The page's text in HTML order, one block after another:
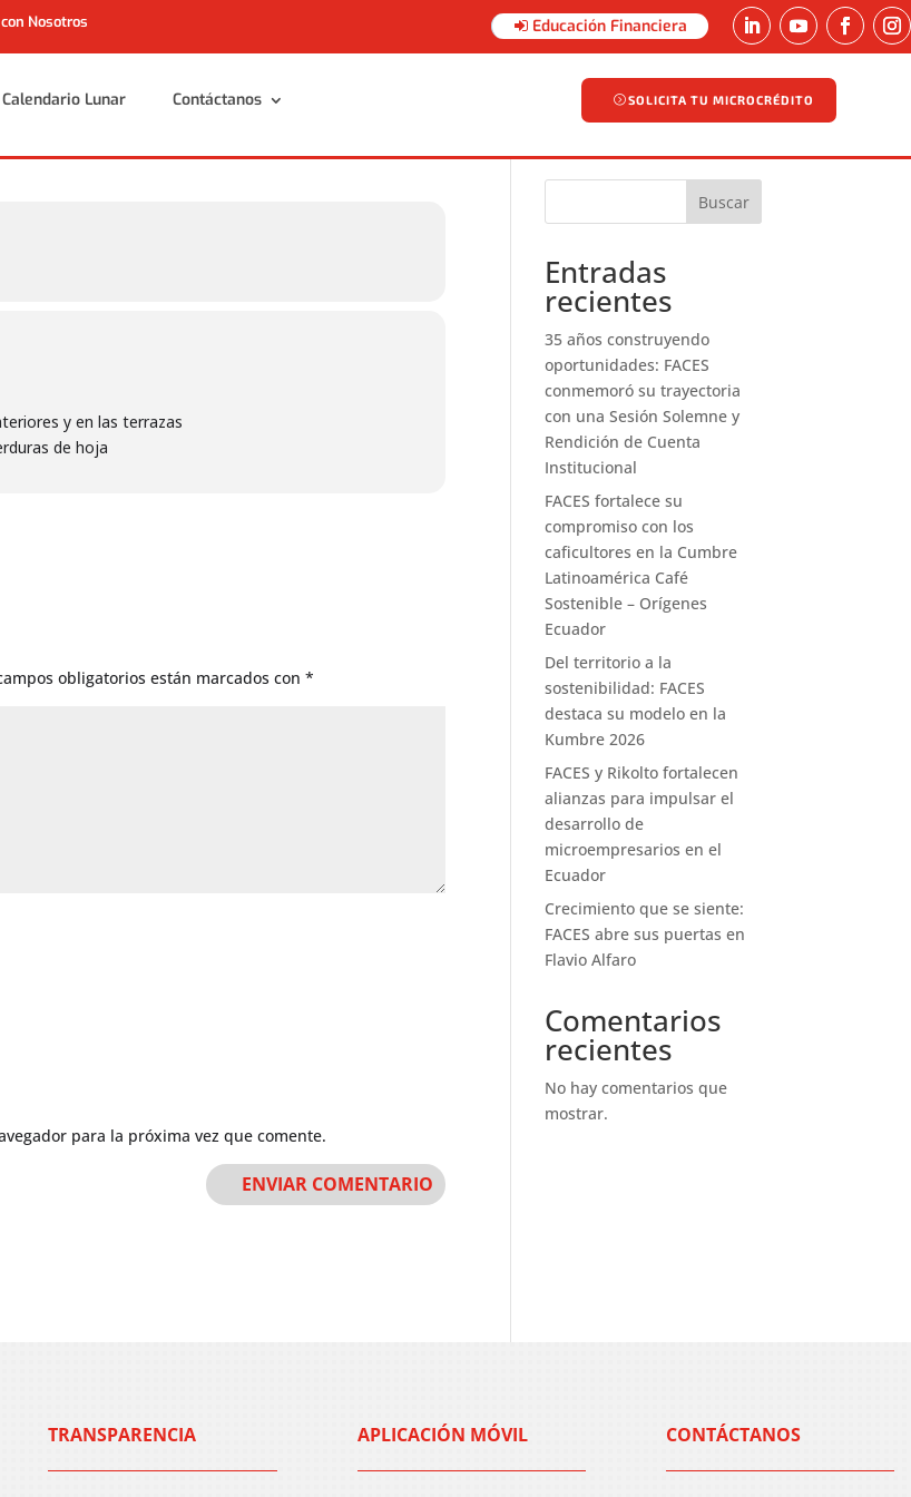
Nosotros Educación Financiera
Calendario Lunar Contáctanos SOLICITA TU MICROCRÉDITO
Calendario Lunar Contáctanos SOLICITA TU MICROCRÉDITO
y en las terrazas
de hoja
obligatorios están marcados con*
para la próxima vez que comente.
Buscar
Entradas
recientes
35 años construyendo
oportunidades: FACES
conmemoró su trayectoria
con una Sesión Solemne y
Rendición de Cuenta
Institucional
FACES fortalece su
compromiso con los
caficultores en la Cumbre
Latinoamérica Café
Sostenible – Orígenes
Ecuador
Del territorio a la
sostenibilidad: FACES
destaca su modelo en la
Kumbre 2026
FACES y Rikolto fortalecen
alianzas para impulsar el
desarrollo de
microempresarios en el
Ecuador
Crecimiento que se siente:
FACES abre sus puertas en
Flavio Alfaro
Comentarios
recientes
No hay comentarios que
mostrar.
TRANSPARENCIA APLICACIÓN MÓVIL CONTÁCTANOS